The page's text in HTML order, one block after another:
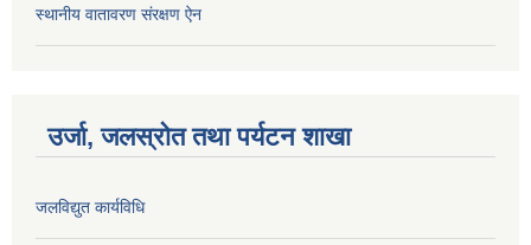
स्थानीय वातावरण संरक्षण ऐन
उर्जा, जलस्रोत तथा पर्यटन शाखा
जलविद्युत कार्यविधि